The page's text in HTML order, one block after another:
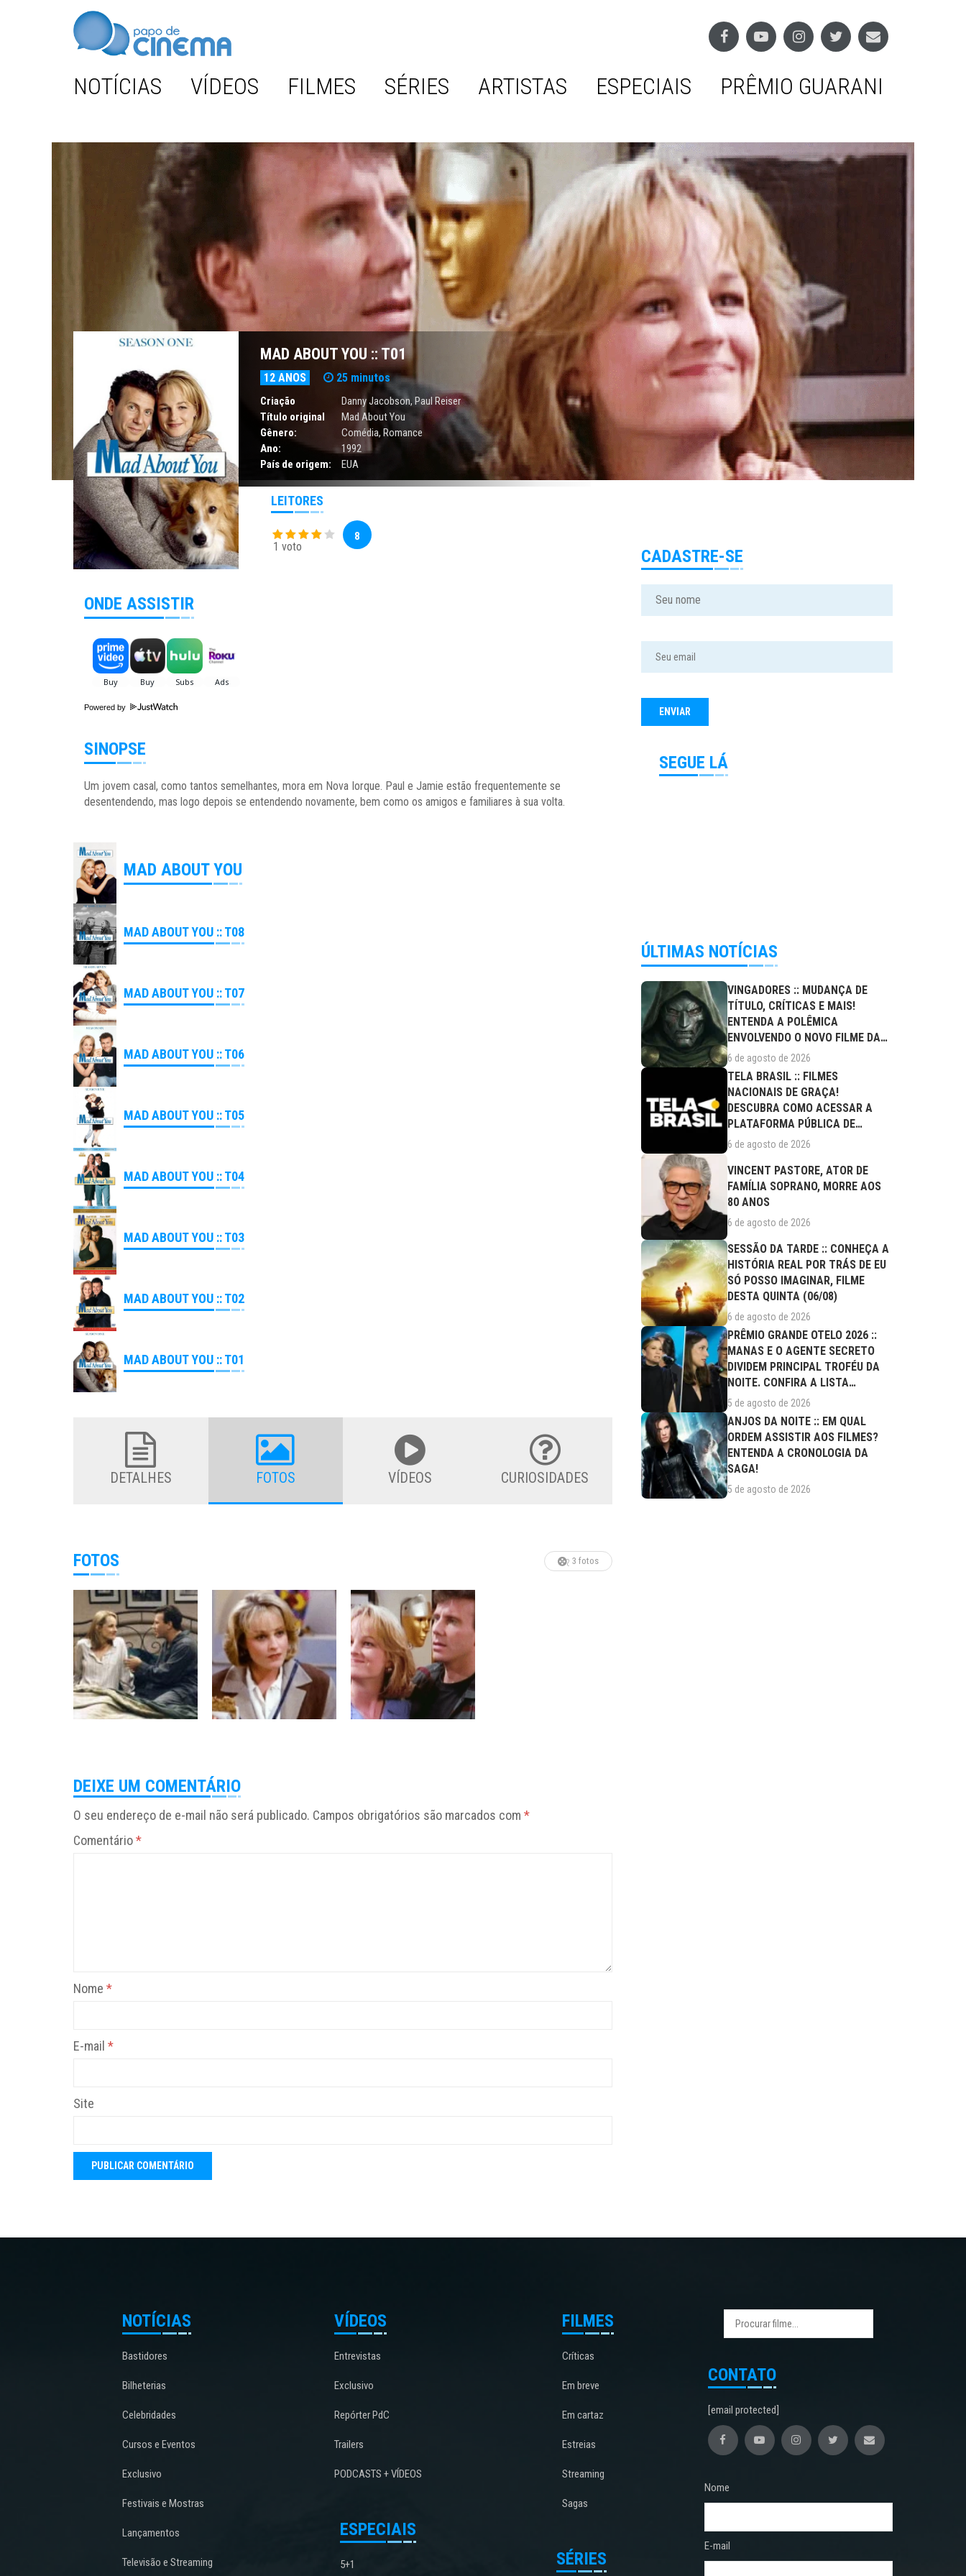
NOTÍCIAS VÍDEOS FILMES SÉRIES ARTISTAS ESPECIAIS PRÊMIO GUARANI
MAD ABOUT YOU :: T01
12 ANOS 25 minutos
Criação
Danny Jacobson, Paul Reiser
Título original
Mad About You
Gênero:
Comédia,Romance
Ano:
1992
País de origem:
EUA
LEITORES
1 voto
8
ONDE ASSISTIR
Powered by
SINOPSE
Um jovem casal, como tantos semelhantes, mora em Nova Iorque. Paul e Jamie estão frequentemente se
desentendendo, mas logo depois se entendendo novamente, bem como os amigos e familiares à sua volta.
MAD ABOUT YOU
MAD ABOUT YOU :: T08
MAD ABOUT YOU :: T07
MAD ABOUT YOU :: T06
MAD ABOUT YOU :: T05
MAD ABOUT YOU :: T04
MAD ABOUT YOU :: T03
MAD ABOUT YOU :: T02
MAD ABOUT YOU :: T01
DETALHES FOTOS VÍDEOS CURIOSIDADES
FOTOS 3 fotos
DEIXE UM COMENTÁRIO
O seu endereço de e-mail não será publicado. Campos obrigatórios são marcados com *
Comentário*
Nome *
E-mail *
Site
CADASTRE-SE
SEGUE LÁ
ÚLTIMAS NOTÍCIAS
VINGADORES :: MUDANÇA DE
TÍTULO, CRÍTICAS E MAIS!
ENTENDA A POLÊMICA
ENVOLVENDO O NOVO FILME DA
MARVEL
6 de agosto de 2026
TELA BRASIL :: FILMES
NACIONAIS DE GRAÇA!
DESCUBRA COMO ACESSAR A
PLATAFORMA PÚBLICA DE
STREAMING
6 de agosto de 2026
VINCENT PASTORE, ATOR DE
FAMÍLIA SOPRANO, MORRE AOS
80 ANOS
6 de agosto de 2026
SESSÃO DA TARDE :: CONHEÇA A
HISTÓRIA REAL POR TRÁS DE EU
SÓ POSSO IMAGINAR, FILME
DESTA QUINTA (06/08)
6 de agosto de 2026
PRÊMIO GRANDE OTELO 2026 ::
MANAS E O AGENTE SECRETO
DIVIDEM PRINCIPAL TROFÉU DA
NOITE. CONFIRA A LISTA
COMPLETA DE...
5 de agosto de 2026
ANJOS DA NOITE :: EM QUAL
ORDEM ASSISTIR AOS FILMES?
ENTENDA A CRONOLOGIA DA
SAGA!
5 de agosto de 2026
NOTÍCIAS
Bastidores
Bilheterias
Celebridades
Cursos e Eventos
Exclusivo
Festivais e Mostras
Lançamentos
Televisão e Streaming
VÍDEOS
Entrevistas
Exclusivo
Repórter PdC
Trailers
PODCASTS + VÍDEOS
ESPECIAIS
5+1
FILMES
Críticas
Em breve
Em cartaz
Estreias
Streaming
Sagas
SÉRIES
CONTATO
[email protected]
Nome
E-mail